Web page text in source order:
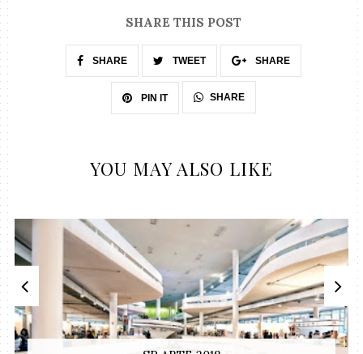
SHARE THIS POST
SHARE TWEET SHARE
PIN IT SHARE
YOU MAY ALSO LIKE